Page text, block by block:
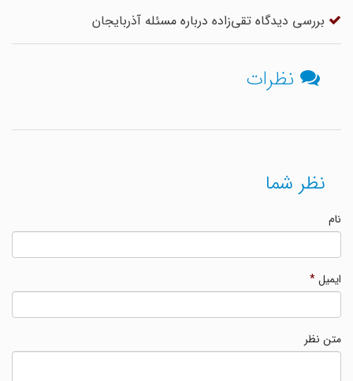
بررسی دیدگاه تقی‌زاده درباره مسئله آذربایجان
نظرات
نظر شما
ایمیل*
متن نظر